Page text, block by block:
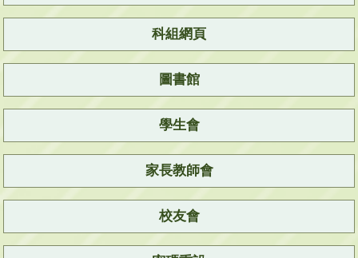
科組網頁
圖書館
學生會
家長教師會
校友會